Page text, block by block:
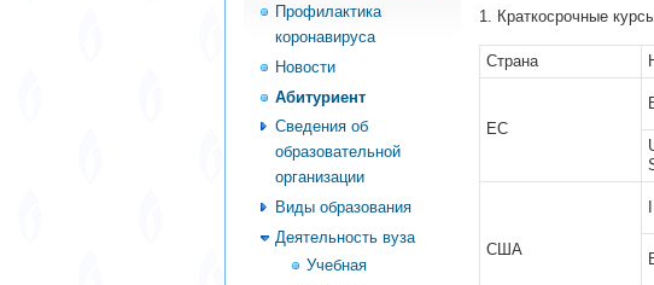
Профилактика
коронавируса
Новости
Абитуриент
Сведения об
образовательной
организации
Виды образования
Деятельность вуза
Учебная
1. Краткосрочные
Страна
ЕС
США